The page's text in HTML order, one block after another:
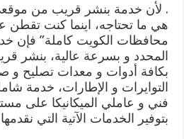
. لأن خدمة بنشر قريب من موقعي
هي ما تحتاجه، اينما كنت تقطن
محافظات الكويت كاملة” فإن
المحدد و بسرعة عالية، بنشر
بكافة أدوات و معدات تصليح و
التوايرات و الإطارات، خدمة
فني و عاملي الميكانيكا على
بتوفير الخدمات الآتية التي